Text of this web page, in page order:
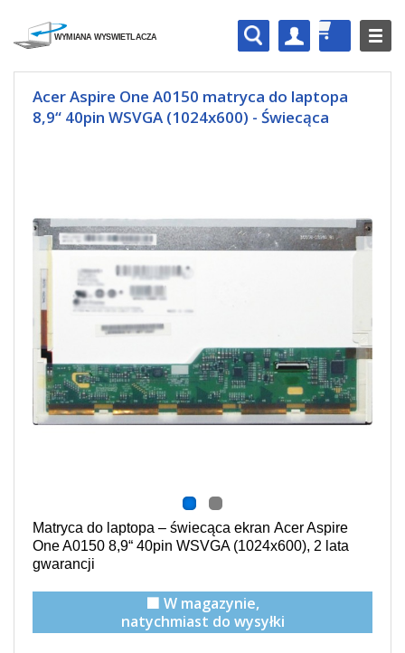
Acer Aspire One A0150 matryca do laptopa
8,9“ 40pin WSVGA (1024x600) - Świecąca
Matryca do laptopa – świecąca ekran Acer Aspire
One A0150 8,9“ 40pin WSVGA (1024x600), 2 lata
gwarancji
🟩 W magazynie,
natychmiast do wysyłki